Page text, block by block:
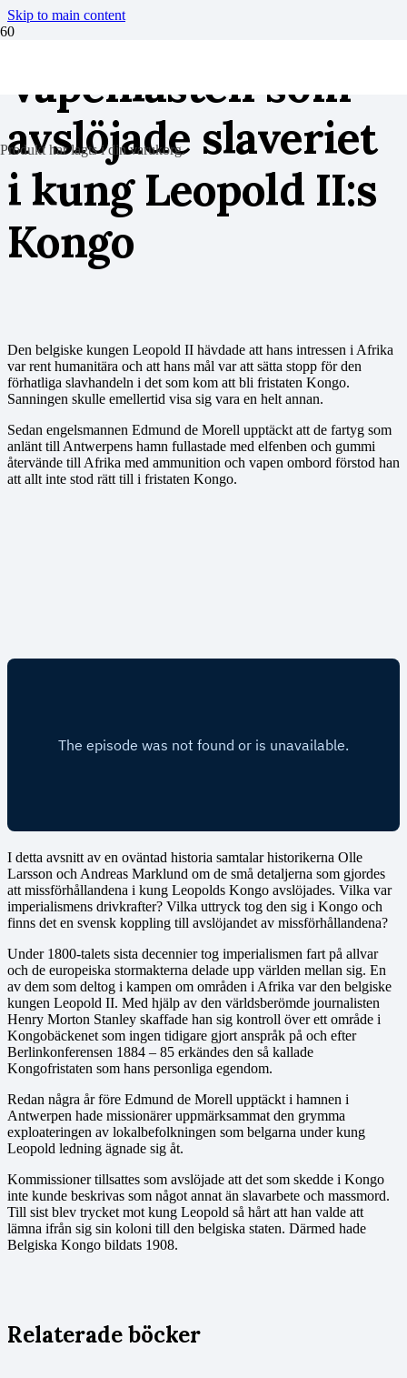
Skip to main content
Produkthar lagts i din varukorg.
Vapenlasten som
avslöjade slaveriet
i kung Leopold II:s
Kongo
Den belgiske kungen Leopold II hävdade att hans intressen i Afrika
var rent humanitära och att hans mål var att sätta stopp för den
förhatliga slavhandeln i det som kom att bli fristaten Kongo.
Sanningen skulle emellertid visa sig vara en helt annan.
Sedan engelsmannen Edmund de Morell upptäckt att de fartyg som
anlänt till Antwerpens hamn fullastade med elfenben och gummi
återvände till Afrika med ammunition och vapen ombord förstod han
att allt inte stod rätt till i fristaten Kongo.
I detta avsnitt av en oväntad historia samtalar historikerna Olle
Larsson och Andreas Marklund om de små detaljerna som gjordes
att missförhållandena i kung Leopolds Kongo avslöjades. Vilka var
imperialismens drivkrafter? Vilka uttryck tog den sig i Kongo och
finns det en svensk koppling till avslöjandet av missförhållandena?
Under 1800-talets sista decennier tog imperialismen fart på allvar
och de europeiska stormakterna delade upp världen mellan sig. En
av dem som deltog i kampen om områden i Afrika var den belgiske
kungen Leopold II. Med hjälp av den världsberömde journalisten
Henry Morton Stanley skaffade han sig kontroll över ett område i
Kongobäckenet som ingen tidigare gjort anspråk på och efter
Berlinkonferensen 1884 – 85 erkändes den så kallade
Kongofristaten som hans personliga egendom.
Redan några år före Edmund de Morell upptäckt i hamnen i
Antwerpen hade missionärer uppmärksammat den grymma
exploateringen av lokalbefolkningen som belgarna under kung
Leopold ledning ägnade sig åt.
Kommissioner tillsattes som avslöjade att det som skedde i Kongo
inte kunde beskrivas som något annat än slavarbete och massmord.
Till sist blev trycket mot kung Leopold så hårt att han valde att
lämna ifrån sig sin koloni till den belgiska staten. Därmed hade
Belgiska Kongo bildats 1908.
Relaterade böcker